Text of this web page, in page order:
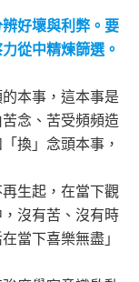
好壞與利弊。要
從中精煉篩選。
本事，這本事是
念、苦受頻頻造
換」念頭本事，
生起，在當下觀
沒有苦、沒有時
當下喜樂無盡」